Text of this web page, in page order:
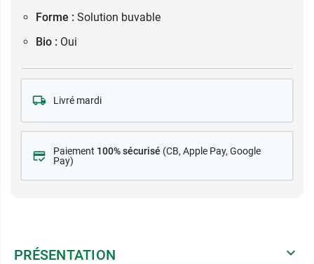
Forme : Solution buvable
Bio : Oui
Livré mardi
Paiement 100% sécurisé (CB, Apple Pay, Google
Pay)
PRÉSENTATION